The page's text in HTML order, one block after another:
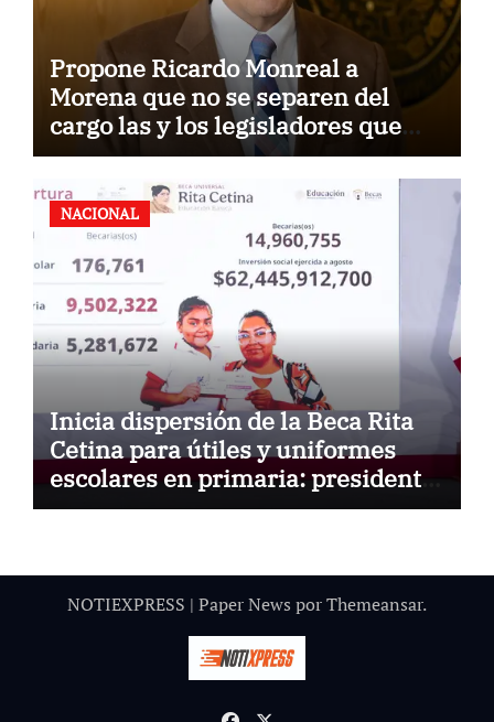
Propone Ricardo Monreal a
Morena que no se separen del
cargo las y los legisladores que
quieren reelegirse
NACIONAL
Inicia dispersión de la Beca Rita
Cetina para útiles y uniformes
escolares en primaria: presidenta
Claudia Sheinbaum
NOTIEXPRESS | Paper News porThemeansar.